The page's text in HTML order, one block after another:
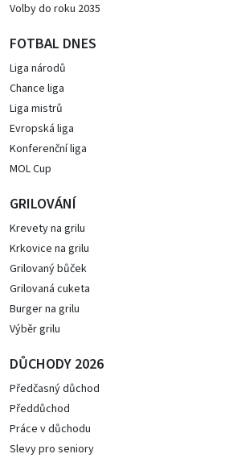
Volby do roku 2035
FOTBAL DNES
Liga národů
Chance liga
Liga mistrů
Evropská liga
Konferenční liga
MOL Cup
GRILOVÁNÍ
Krevety na grilu
Krkovice na grilu
Grilovaný bůček
Grilovaná cuketa
Burger na grilu
Výběr grilu
DŮCHODY 2026
Předčasný důchod
Předdůchod
Práce v důchodu
Slevy pro seniory